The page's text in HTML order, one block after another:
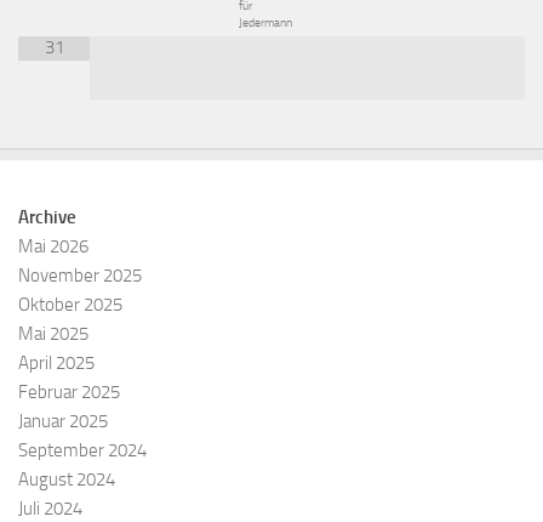
für
Jedermann
31
Archive
Mai 2026
November 2025
Oktober 2025
Mai 2025
April 2025
Februar 2025
Januar 2025
September 2024
August 2024
Juli 2024